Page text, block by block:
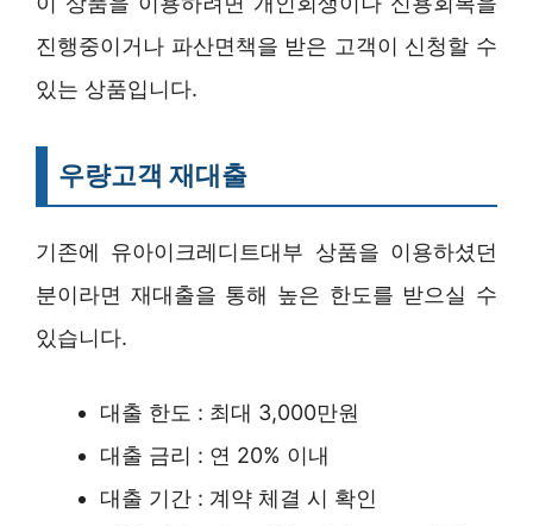
진행중이거나 파산면책을 받은 고객이 신청할 수
있는 상품입니다.
우량고객 재대출
기존에 유아이크레디트대부 상품을 이용하셨던
분이라면 재대출을 통해 높은 한도를 받으실 수
있습니다.
대출 한도 : 최대 3,000만원
대출 금리 : 연 20% 이내
대출 기간 : 계약 체결 시 확인